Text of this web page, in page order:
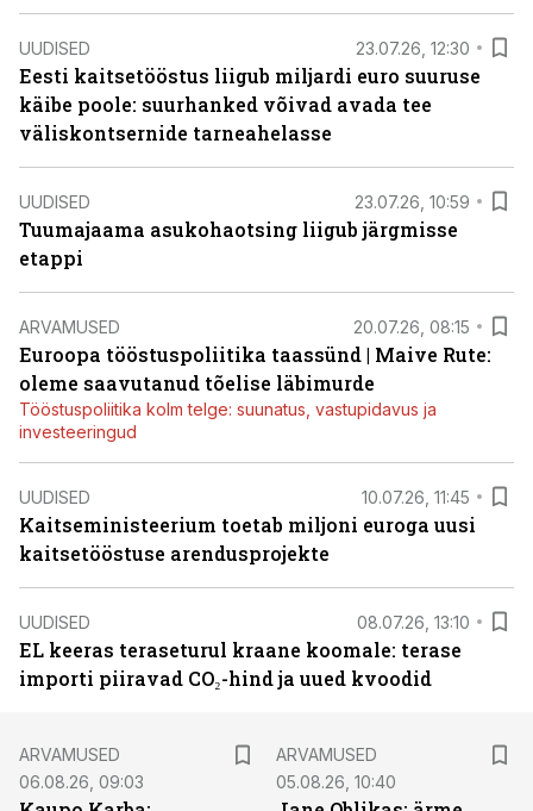
UUDISED 23.07.26, 12:30
Eesti kaitsetööstus liigub miljardi euro suuruse
käibe poole: suurhanked võivad avada tee
väliskontsernide tarneahelasse
UUDISED 23.07.26, 10:59
Tuumajaama asukohaotsing liigub järgmisse
etappi
ARVAMUSED 20.07.26, 08:15
Euroopa tööstuspoliitika taassünd | Maive Rute:
oleme saavutanud tõelise läbimurde
Tööstuspoliitika kolm telge: suunatus, vastupidavus ja
investeeringud
UUDISED 10.07.26, 11:45
Kaitseministeerium toetab miljoni euroga uusi
kaitsetööstuse arendusprojekte
UUDISED 08.07.26, 13:10
EL keeras teraseturul kraane koomale: terase
importi piiravad CO₂-hind ja uued kvoodid
ARVAMUSED
06.08.26, 09:03
ARVAMUSED
05.08.26, 10:40